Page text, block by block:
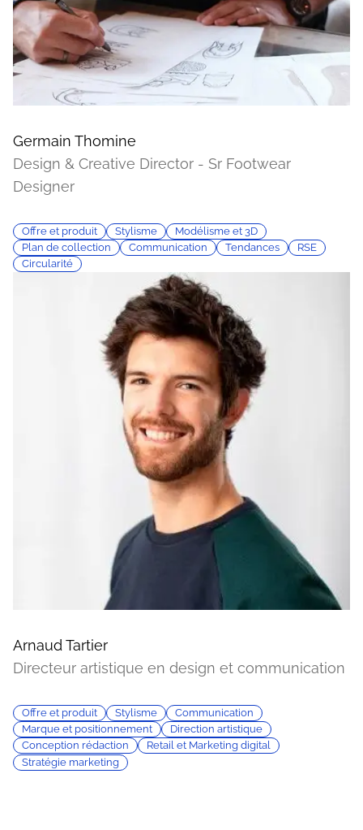
Germain Thomine
Design & Creative Director - Sr Footwear
Designer
Offre et produit Stylisme
Modélisme et 3D
Plan de collection
Communication Tendances
RSE
Circularité
Arnaud Tartier
Directeur artistique en design et communication
Offre et produit Stylisme
Communication
Marque et positionnement
Direction artistique
Conception rédaction
Retail et Marketing digital
Stratégie marketing